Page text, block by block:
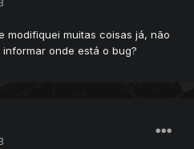
modifiquei muitas coisas já, não
onde está o bug?